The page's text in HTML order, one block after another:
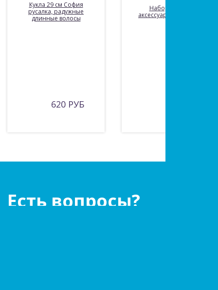
Кукла 29 см София
русалка, радужные
длинные волосы
620 РУБ
Набор Кукла и
аксессуары, со звуком
Есть вопросы?